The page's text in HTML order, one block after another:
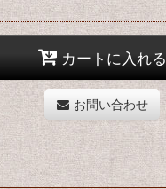
カートに入れる
お問い合わせ